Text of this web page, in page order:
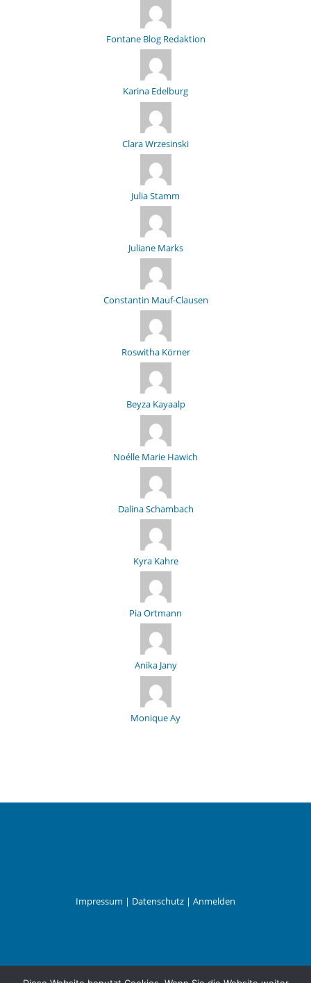
Fontane Blog Redaktion
Karina Edelburg
Clara Wrzesinski
Julia Stamm
Juliane Marks
Constantin Mauf-Clausen
Roswitha Körner
Beyza Kayaalp
Noélle Marie Hawich
Dalina Schambach
Kyra Kahre
Pia Ortmann
Anika Jany
Monique Ay
Impressum | Datenschutz | Anmelden